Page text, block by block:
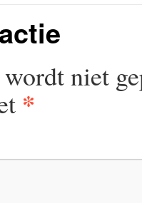
niet
*